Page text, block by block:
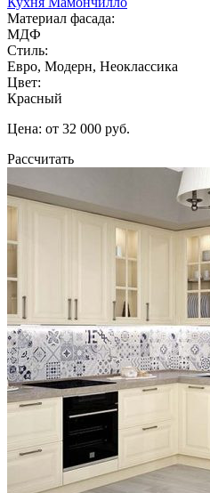
Материал фасада:
МДФ
Стиль:
Евро, Модерн, Неоклассика
Цвет:
Красный
Цена: от 32 000 руб.
Рассчитать